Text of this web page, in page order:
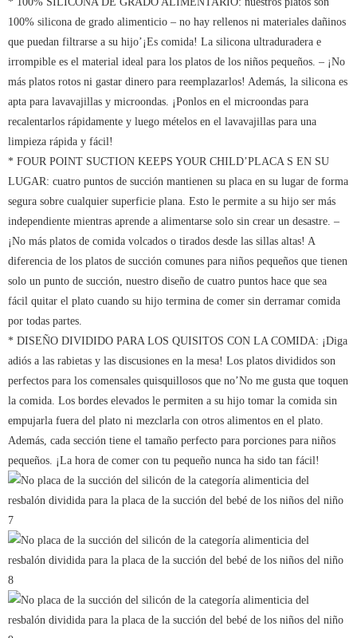
100% silicona de grado alimenticio – no hay rellenos ni materiales dañinos
que puedan filtrarse a su hijo’¡Es comida! La silicona ultraduradera e
irrompible es el material ideal para los platos de los niños pequeños. – ¡No
más platos rotos ni gastar dinero para reemplazarlos! Además, la silicona es
apta para lavavajillas y microondas. ¡Ponlos en el microondas para
recalentarlos rápidamente y luego mételos en el lavavajillas para una
limpieza rápida y fácil!
* FOUR POINT SUCTION KEEPS YOUR CHILD’PLACA S EN SU
LUGAR: cuatro puntos de succión mantienen su placa en su lugar de forma
segura sobre cualquier superficie plana. Esto le permite a su hijo ser más
independiente mientras aprende a alimentarse solo sin crear un desastre. –
¡No más platos de comida volcados o tirados desde las sillas altas! A
diferencia de los platos de succión comunes para niños pequeños que tienen
solo un punto de succión, nuestro diseño de cuatro puntos hace que sea
fácil quitar el plato cuando su hijo termina de comer sin derramar comida
por todas partes.
* DISEÑO DIVIDIDO PARA LOS QUISITOS CON LA COMIDA: ¡Diga
adiós a las rabietas y las discusiones en la mesa! Los platos divididos son
perfectos para los comensales quisquillosos que no’No me gusta que toquen
la comida. Los bordes elevados le permiten a su hijo tomar la comida sin
empujarla fuera del plato ni mezclarla con otros alimentos en el plato.
Además, cada sección tiene el tamaño perfecto para porciones para niños
pequeños. ¡La hora de comer con tu pequeño nunca ha sido tan fácil!